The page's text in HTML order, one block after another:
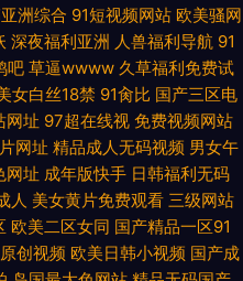
洲综合 91短视频网站 欧美骚网
深夜福利亚洲 人兽福利导航 91
吧 草逼wwww 久草福利免费试
女白丝18禁 91肏比 国产三区电
网址 97超在线视 免费视频网站
网址 精品成人无码视频 男女午
网址 成年版快手 日韩福利无码
人 美女黄片免费观看 三级网站
欧美二区女同 国产精品一区91
创视频 欧美日韩小视频 国产成